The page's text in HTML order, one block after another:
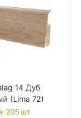
14 Дуб
(Lima 72)
: 205 шт